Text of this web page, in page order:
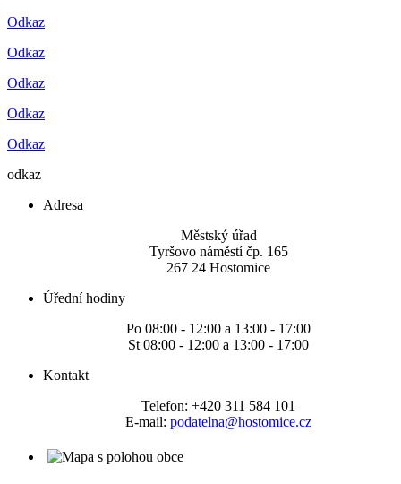
Odkaz
Odkaz
Odkaz
Odkaz
Odkaz
odkaz
Adresa
Městský úřad
Tyršovo náměstí čp. 165
267 24 Hostomice
Úřední hodiny
Po 08:00 - 12:00 a 13:00 - 17:00
St 08:00 - 12:00 a 13:00 - 17:00
Kontakt
Telefon: +420 311 584 101
E-mail: podatelna@hostomice.cz